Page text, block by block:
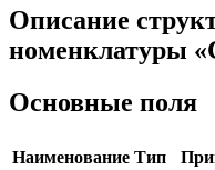
Описание
номенклатуры
Основные поля
Наименование Тип